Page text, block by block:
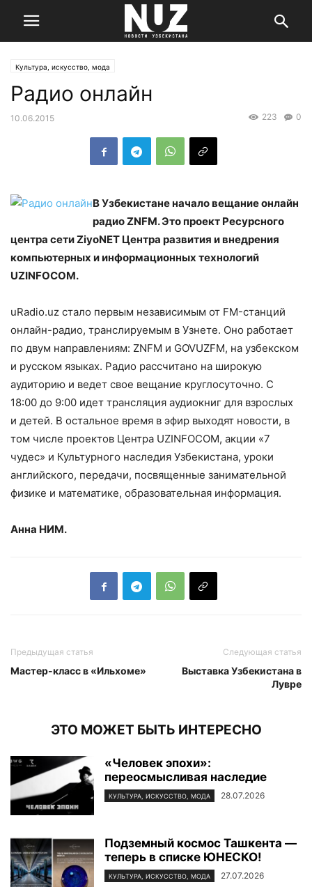
Культура, искусство, мода
Радио онлайн
10.06.2015 0
223
В Узбекистане начало вещание онлайн
радио ZNFM. Это проект Ресурсного
центра сети ZiyoNET Центра развития и внедрения
компьютерных и информационных технологий
UZINFOCOM.
uRadio.uz стало первым независимым от FM-станций
онлайн-радио, транслируемым в Узнете. Оно работает
по двум направлениям: ZNFM и GOVUZFM, на узбекском
и русском языках. Радио рассчитано на широкую
аудиторию и ведет свое вещание круглосуточно. С
18:00 до 9:00 идет трансляция аудиокниг для взрослых
и детей. В остальное время в эфир выходят новости, в
том числе проектов Центра UZINFOCOM, акции «7
чудес» и Культурного наследия Узбекистана, уроки
английского, передачи, посвященные занимательной
физике и математике, образовательная информация.
Анна НИМ.
Предыдущая статья
Мастер-класс в «Ильхоме»
Следующая статья
Выставка Узбекистана в
Лувре
ЭТО МОЖЕТ БЫТЬ ИНТЕРЕСНО
«Человек эпохи»:
переосмысливая наследие
КУЛЬТУРА, ИСКУССТВО, МОДА 28.07.2026
Подземный космос Ташкента —
теперь в списке ЮНЕСКО!
КУЛЬТУРА, ИСКУССТВО, МОДА 27.07.2026